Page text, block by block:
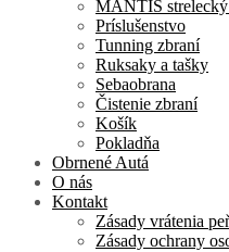
MANTIS strelecký
Príslušenstvo
Tunning zbraní
Ruksaky a tašky
Sebaobrana
Čistenie zbraní
Košík
Pokladňa
Obrnené Autá
O nás
Kontakt
Zásady vrátenia
Zásady ochrany